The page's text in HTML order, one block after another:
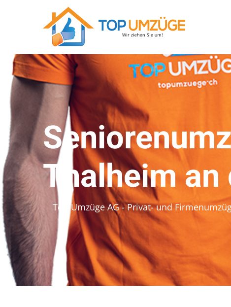
Thalheim an
Top Umzüge AG - Privat- und